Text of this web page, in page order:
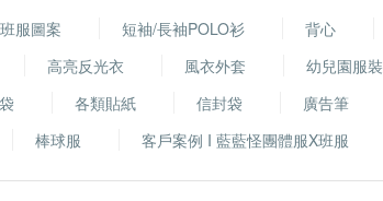
班服圖案 短袖/長袖POLO衫 背心
高亮反光衣 風衣外套 幼兒園服裝
各類貼紙 信封袋 廣告筆
棒球服
客戶案例 I 藍藍怪團體服X班服